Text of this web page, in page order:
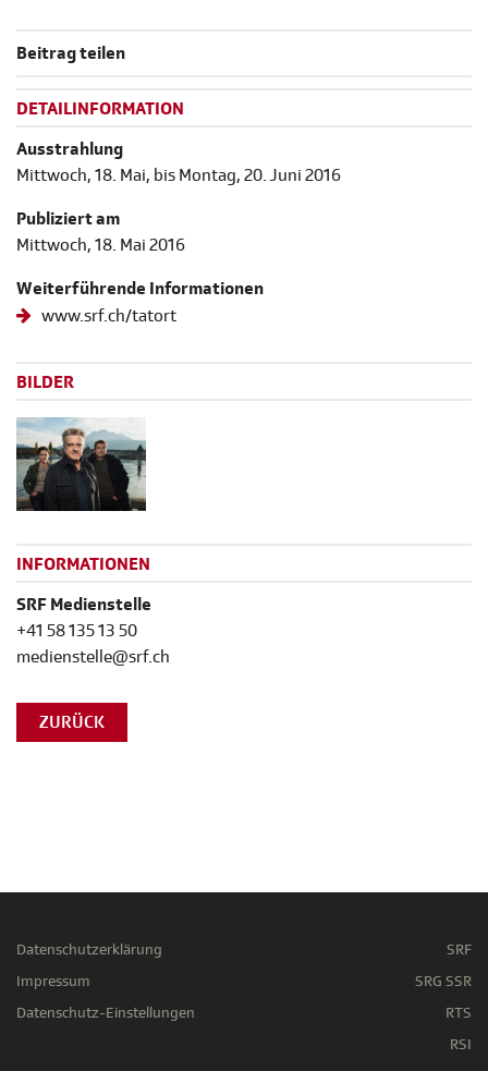
Beitrag teilen
DETAILINFORMATION
Ausstrahlung
Mittwoch, 18. Mai, bis Montag, 20. Juni 2016
Publiziert am
Mittwoch, 18. Mai 2016
Weiterführende Informationen
www.srf.ch/tatort
BILDER
INFORMATIONEN
SRF Medienstelle
+41 58 135 13 50
medienstelle@srf.ch
ZURÜCK
Datenschutzerklärung
Impressum
Datenschutz-Einstellungen
SRF
SRG SSR
RTS
RSI